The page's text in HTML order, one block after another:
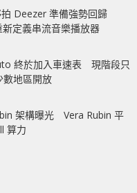
Deezer 準備強勢回歸
定義串流音樂播放器
終於加入車速表 現階段只
數地區開放
架構曝光 Vera Rubin 平
算力